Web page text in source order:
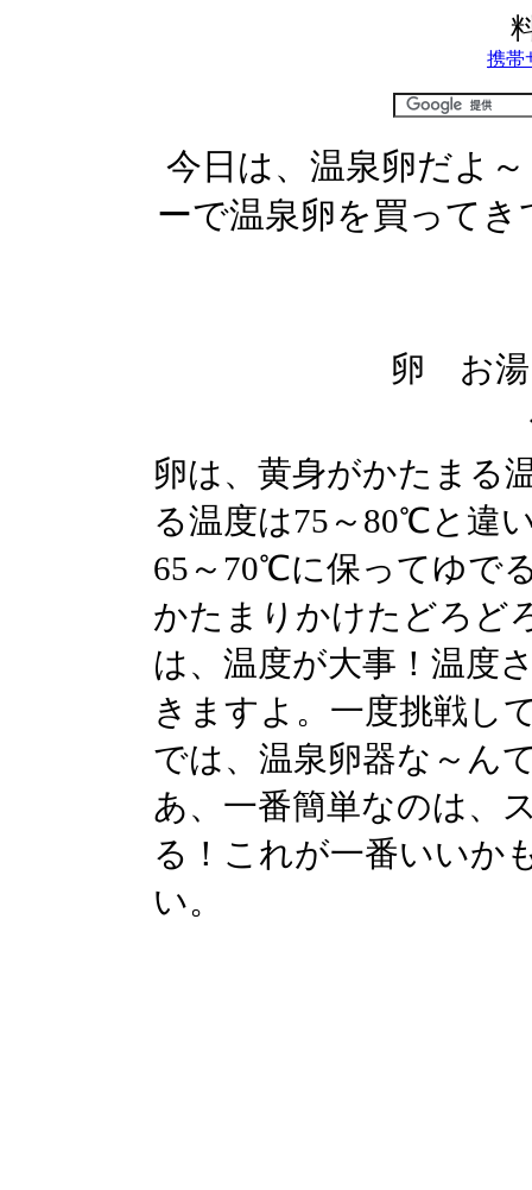
携帯
今日は、温泉卵だよ
ーで温泉卵を買って
卵 お
卵は、黄身がかたまる
る温度は75～80℃と違
65～70℃に保ってゆで
かたまりかけたどろど
は、温度が大事！温度
きますよ。一度挑戦し
では、温泉卵器な～ん
あ、一番簡単なのは、
る！これが一番いいか
い。